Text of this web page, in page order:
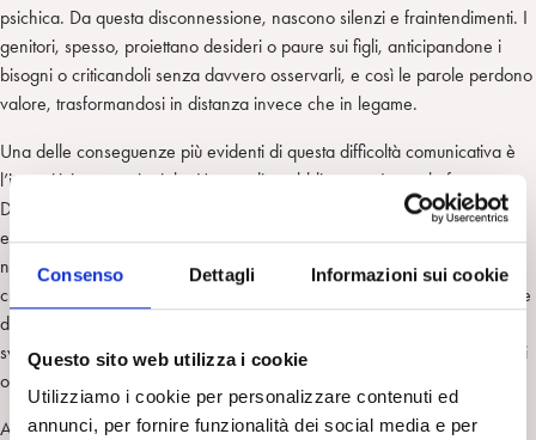
Consenso Dettagli Informazioni sui cookie
Questo sito web utilizza i cookie
Utilizziamo i cookie per personalizzare contenuti ed
annunci, per fornire funzionalità dei social media e per
psichica. Da questa disconnessione, nascono silenzi e fraintendimenti. I
genitori, spesso, proiettano desideri o paure sui figli, anticipandone i
bisogni o criticandoli senza davvero osservarli, e così le parole perdono
valore, trasformandosi in distanza invece che in legame.
Una delle conseguenze più evidenti di questa difficoltà comunicativa è
l’ipercriticismo genitoriale. Uno studio pubblicato su Journal of
Developmental Psychology evidenzia che stili genitoriali con scarsa
espressione affettiva ed elevato controllo aumentano il rischio di ansia
negli adolescenti, indicando come la mancanza di calore emotivo e il
criticismo eccessivo compromettano lo sviluppo della sicurezza interna e
dell’autostima. Il bambino, non riconosciuto, interiorizza un’immagine
svalutata di sé, perde fiducia nella propria parola e finisce per chiudersi
o per reagire con rabbia.
Affetto, tenerezza e calore emotivo sono le basi su cui si fonda